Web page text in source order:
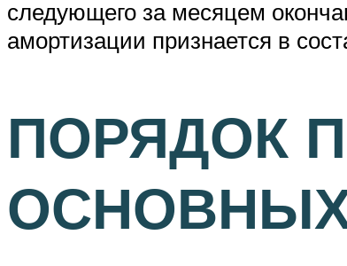
следующего за месяцем
амортизации признается в
ПОРЯДОК